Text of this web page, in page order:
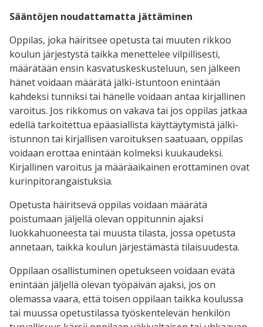
Sääntöjen noudattamatta jättäminen
Oppilas, joka häiritsee opetusta tai muuten rikkoo
koulun järjestystä taikka menettelee vilpillisesti,
määrätään ensin kasvatuskeskusteluun, sen jälkeen
hänet voidaan määrätä jälki-istuntoon enintään
kahdeksi tunniksi tai hänelle voidaan antaa kirjallinen
varoitus. Jos rikkomus on vakava tai jos oppilas jatkaa
edellä tarkoitettua epäasiallista käyttäytymistä jälki-
istunnon tai kirjallisen varoituksen saatuaan, oppilas
voidaan erottaa enintään kolmeksi kuukaudeksi.
Kirjallinen varoitus ja määräaikainen erottaminen ovat
kurinpitorangaistuksia.
Opetusta häiritsevä oppilas voidaan määrätä
poistumaan jäljellä olevan oppitunnin ajaksi
luokkahuoneesta tai muusta tilasta, jossa opetusta
annetaan, taikka koulun järjestämästä tilaisuudesta.
Oppilaan osallistuminen opetukseen voidaan evätä
enintään jäljellä olevan työpäivän ajaksi, jos on
olemassa vaara, että toisen oppilaan taikka koulussa
tai muussa opetustilassa työskentelevän henkilön